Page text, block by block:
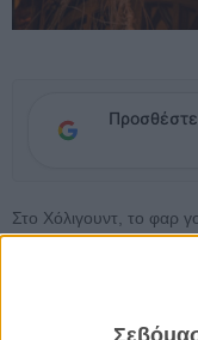
Στο Χόλιγουντ, το φαρ
του κινηματογράφου,
της ερημιάς, ένας
φορτηγό: πρέπει να
αφρικανική ζούγκλα,